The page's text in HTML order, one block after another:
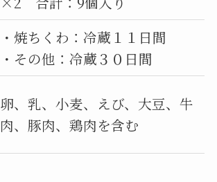
・焼ちくわ：冷蔵１１日間
・その他：冷蔵３０日間
卵、乳、小麦、えび、大豆、牛
肉、豚肉、鶏肉を含む